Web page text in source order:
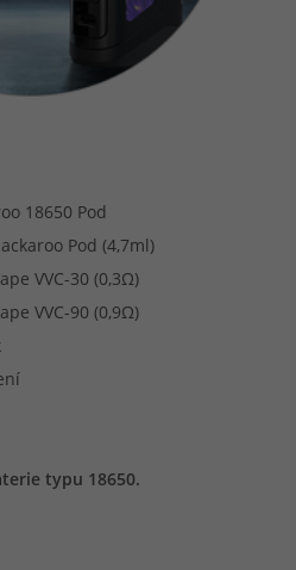
18650 Pod
Pod (4,7ml)
VVC-30 (0,3Ω)
VVC-90 (0,9Ω)
typu 18650.